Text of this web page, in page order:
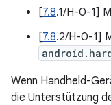
[7.8.1/H-0-1]
[7.8.2/H-0-1]
Wenn Handheld-
die Unterstützung